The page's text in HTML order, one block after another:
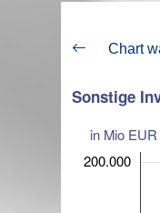
Chart
Sonstige
in Mio EUR
200.000